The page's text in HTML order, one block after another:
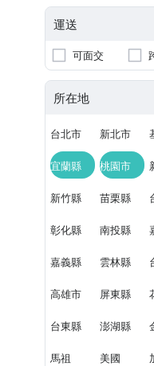
運送
可面交
所在地
台北市 新北市
宜蘭縣 桃園市
新竹縣 苗栗縣
彰化縣 南投縣
嘉義縣 雲林縣
高雄市 屏東縣
台東縣 澎湖縣
馬祖 美國